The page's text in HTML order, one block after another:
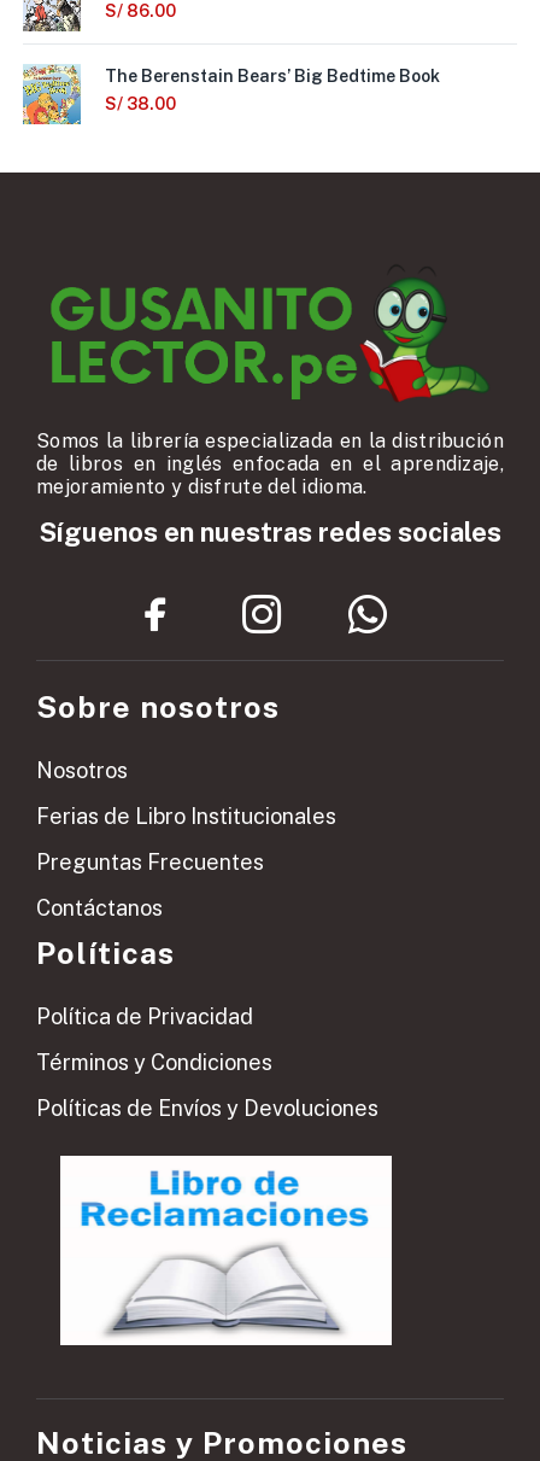
S/ 86.00
The Berenstain Bears’ Big Bedtime Book
S/ 38.00
Somos la librería especializada en la distribución
de libros en inglés enfocada en el aprendizaje,
mejoramiento y disfrute del idioma.
Síguenos en nuestras redes sociales
Sobre nosotros
Nosotros
Ferias de Libro Institucionales
Preguntas Frecuentes
Contáctanos
Políticas
Política de Privacidad
Términos y Condiciones
Políticas de Envíos y Devoluciones
Noticias y Promociones